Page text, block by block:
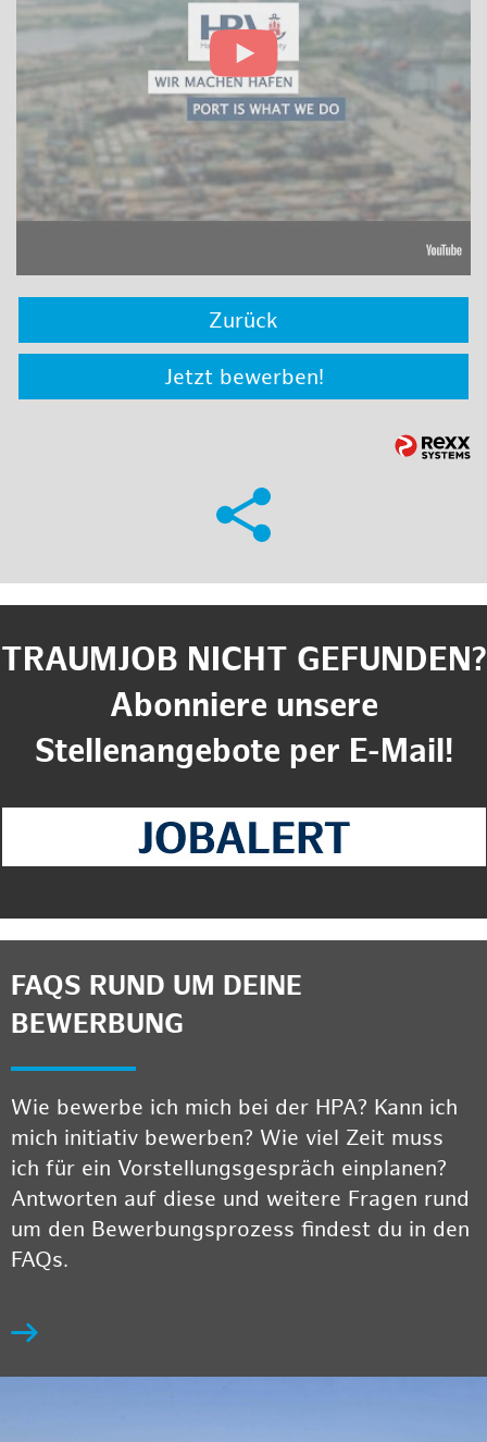
Zurück
Jetzt bewerben!
TRAUMJOB NICHT GEFUNDEN?
Abonniere unsere
Stellenangebote per E-Mail!
FAQS RUND UM DEINE
BEWERBUNG
Wie bewerbe ich mich bei der HPA? Kann ich
mich initiativ bewerben? Wie viel Zeit muss
ich für ein Vorstellungsgespräch einplanen?
Antworten auf diese und weitere Fragen rund
um den Bewerbungsprozess findest du in den
FAQs.